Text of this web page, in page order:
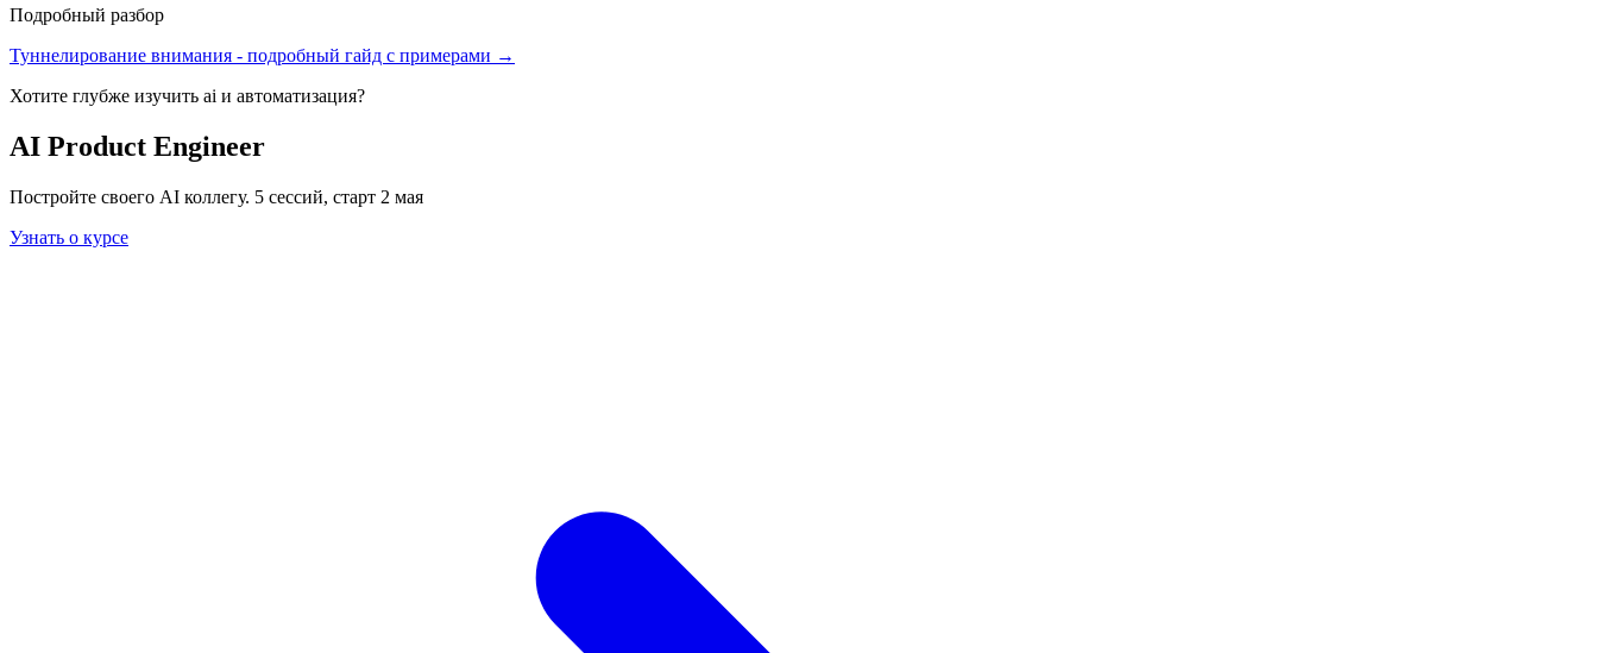
Подробный разбор
Туннелирование внимания - подробный гайд с примерами →
Хотите глубже изучить ai и автоматизация?
AI Product Engineer
Постройте своего AI коллегу. 5 сессий, старт 2 мая
Узнать о курсе